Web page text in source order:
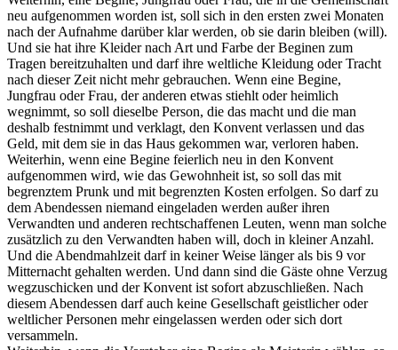
neu aufgenommen worden ist, soll sich in den ersten zwei Monaten
nach der Aufnahme darüber klar werden, ob sie darin bleiben (will).
Und sie hat ihre Kleider nach Art und Farbe der Beginen zum
Tragen bereitzuhalten und darf ihre weltliche Kleidung oder Tracht
nach dieser Zeit nicht mehr gebrauchen. Wenn eine Begine,
Jungfrau oder Frau, der anderen etwas stiehlt oder heimlich
wegnimmt, so soll dieselbe Person, die das macht und die man
deshalb festnimmt und verklagt, den Konvent verlassen und das
Geld, mit dem sie in das Haus gekommen war, verloren haben.
Weiterhin, wenn eine Begine feierlich neu in den Konvent
aufgenommen wird, wie das Gewohnheit ist, so soll das mit
begrenztem Prunk und mit begrenzten Kosten erfolgen. So darf zu
dem Abendessen niemand eingeladen werden außer ihren
Verwandten und anderen rechtschaffenen Leuten, wenn man solche
zusätzlich zu den Verwandten haben will, doch in kleiner Anzahl.
Und die Abendmahlzeit darf in keiner Weise länger als bis 9 vor
Mitternacht gehalten werden. Und dann sind die Gäste ohne Verzug
wegzuschicken und der Konvent ist sofort abzuschließen. Nach
diesem Abendessen darf auch keine Gesellschaft geistlicher oder
weltlicher Personen mehr eingelassen werden oder sich dort
versammeln.